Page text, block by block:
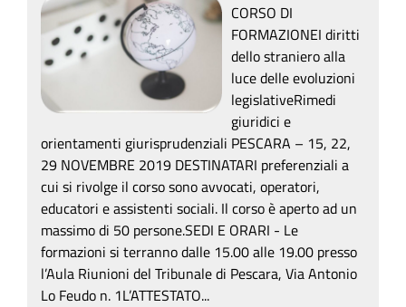
CORSO DI
FORMAZIONEI diritti
dello straniero alla
luce delle evoluzioni
legislativeRimedi
giuridici e
orientamenti giurisprudenziali PESCARA – 15, 22,
29 NOVEMBRE 2019 DESTINATARI preferenziali a
cui si rivolge il corso sono avvocati, operatori,
educatori e assistenti sociali. Il corso è aperto ad un
massimo di 50 persone.SEDI E ORARI - Le
formazioni si terranno dalle 15.00 alle 19.00 presso
l’Aula Riunioni del Tribunale di Pescara, Via Antonio
Lo Feudo n. 1L’ATTESTATO...